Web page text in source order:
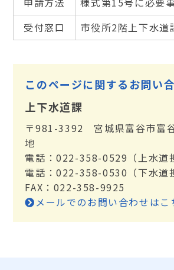
受付窓口
市役所2階上下水道
このページに関するお問い
上下水道課
〒981-3392 宮城県富谷市富
地
電話：022-358-0529（上水道
電話：022-358-0530（下水道
FAX：022-358-9925
メールでのお問い合わせはこ